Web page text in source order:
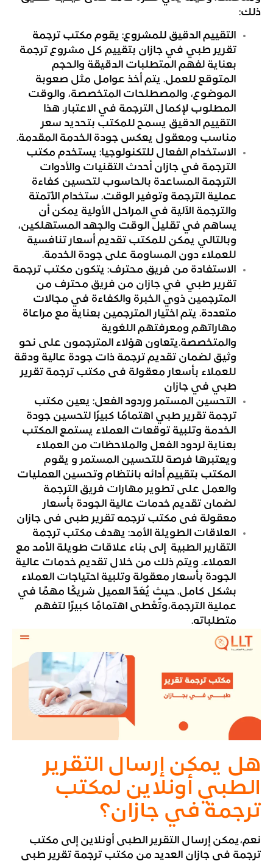
ذلك:
التقييم الدقيق للمشروع: يقوم مكتب ترجمة
تقرير طبي في جازان بتقييم كل مشروع ترجمة
بعناية لفهم المتطلبات الدقيقة والحجم
المتوقع للعمل. يتم أخذ عوامل مثل صعوبة
الموضوع، والمصطلحات المتخصصة، والوقت
المطلوب لإكمال الترجمة في الاعتبار. هذا
التقييم الدقيق يسمح للمكتب بتحديد سعر
مناسب ومعقول يعكس جودة الخدمة المقدمة.
الاستخدام الفعال للتكنولوجيا: يستخدم مكتب
الترجمة في جازان أحدث التقنيات والأدوات
الترجمة المساعدة بالحاسوب لتحسين كفاءة
عملية الترجمة وتوفير الوقت. ستخدام الأتمتة
والترجمة الآلية في المراحل الأولية يمكن أن
يساهم في تقليل الوقت والجهد المستهلكين،
وبالتالي يمكن للمكتب تقديم أسعار تنافسية
للعملاء دون المساومة على جودة الخدمة.
الاستفادة من فريق محترف: يتكون مكتب ترجمة
تقرير طبي في جازان من فريق محترف من
المترجمين ذوي الخبرة والكفاءة في مجالات
متعددة. يتم اختيار المترجمين بعناية مع مراعاة
مهاراتهم ومعرفتهم اللغوية
والمتخصصة.يتعاون هؤلاء المترجمون على نحو
وثيق لضمان تقديم ترجمة ذات جودة عالية ودقة
للعملاء بأسعار معقولة فى مكتب ترجمة تقرير
طبي في جازان
التحسين المستمر وردود الفعل: يعين مكتب
ترجمة تقرير طبي اهتمامًا كبيرًا لتحسين جودة
الخدمة وتلبية توقعات العملاء يستمع المكتب
بعناية لردود الفعل والملاحظات من العملاء
ويعتبرها فرصة للتحسين المستمر و يقوم
المكتب بتقييم أدائه بانتظام وتحسين العمليات
والعمل على تطوير مهارات فريق الترجمة
لضمان تقديم خدمات عالية الجودة بأسعار
معقولة فى مكتب ترجمه تقرير طبى فى جازان
العلاقات الطويلة الأمد: يهدف مكتب ترجمة
التقارير الطبية إلى بناء علاقات طويلة الأمد مع
العملاء. ويتم ذلك من خلال تقديم خدمات عالية
الجودة بأسعار معقولة وتلبية احتياجات العملاء
بشكل كامل. حيث يُعَدّ العميل شريكًا مهمًا في
عملية الترجمة،وتُعْطى اهتمامًا كبيرًا لتفهم
متطلباته.
هل يمكن إرسال التقرير
الطبي أونلاين لمكتب
ترجمة في جازان؟
نعم،يمكن إرسال التقرير الطبى أونلاين إلى مكتب
ترجمة في جازان العديد من مكتب ترجمة تقرير طبي